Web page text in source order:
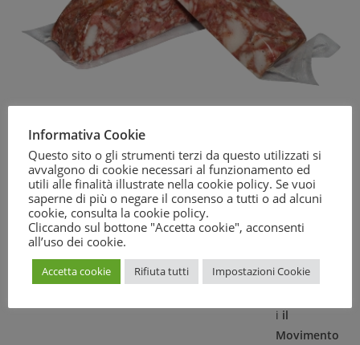
campione di Coppa di testa, analizzato nell’ambito
dell’autocontrollo effettuato dall’aziendaAntica Norcineria
F.lli Ansuini snc . L’allerta arriva direttamente dal sito del
Ministero della Saluteche ha pubblicatol’avviso di
richiamo. Peccato però chele foto presenti sull’avviso
siano di pessima qualità e pertanto poco utili al cittadino.
dei
i il
Movimento
Informativa Cookie
Questo sito o gli strumenti terzi da questo utilizzati si
avvalgono di cookie necessari al funzionamento ed
utili alle finalità illustrate nella cookie policy. Se vuoi
saperne di più o negare il consenso a tutti o ad alcuni
cookie, consulta la cookie policy.
Cliccando sul bottone "Accetta cookie", acconsenti
all’uso dei cookie.
Accetta cookie Rifiuta tutti Impostazioni Cookie